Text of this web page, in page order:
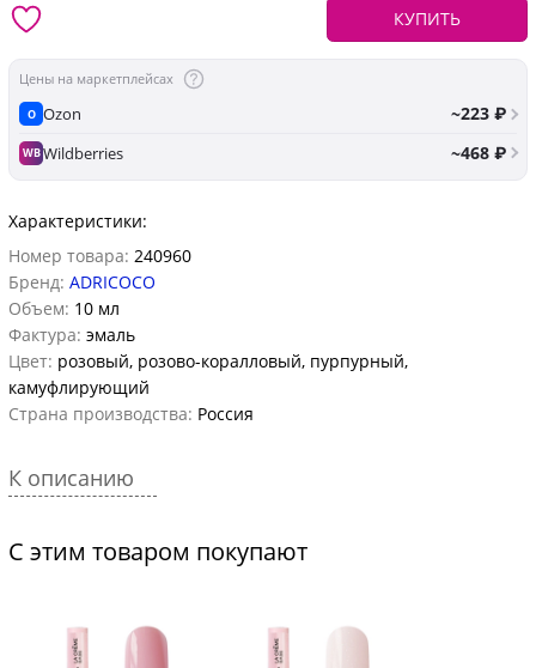
КУПИТЬ
Цены на маркетплейсах
O Ozon ~223 ₽
WBWildberries ~468 ₽
Характеристики:
Номер товара: 240960
Бренд: ADRICOCO
Объем: 10 мл
Фактура: эмаль
Цвет: розовый, розово-коралловый, пурпурный,
камуфлирующий
Страна производства: Россия
К описанию
С этим товаром покупают